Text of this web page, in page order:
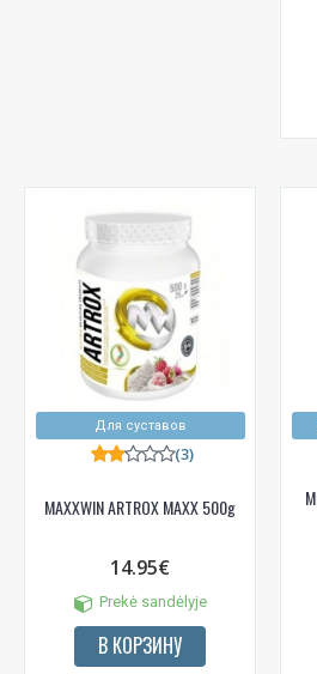
Для суставов
MAXXWIN ARTROX MAXX 500g
(3)
14.95€
Prekė sandėlyje
В КОРЗИНУ